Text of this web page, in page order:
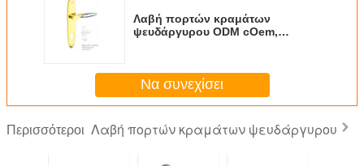
Λαβή πορτών κραμάτων
ψευδάργυρου ODM cOem,
Να συνεχίσει
Περισσότεροι Λαβή πορτών κραμάτων ψευδάργυρου